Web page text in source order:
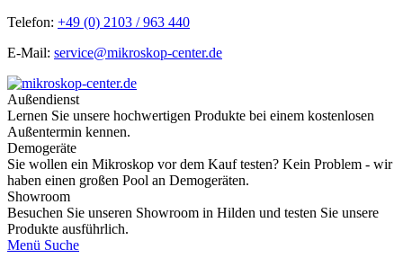
Telefon: +49 (0) 2103 / 963 440
E-Mail: service@mikroskop-center.de
Außendienst
Lernen Sie unsere hochwertigen Produkte bei einem kostenlosen
Außentermin kennen.
Demogeräte
Sie wollen ein Mikroskop vor dem Kauf testen? Kein Problem - wir
haben einen großen Pool an Demogeräten.
Showroom
Besuchen Sie unseren Showroom in Hilden und testen Sie unsere
Produkte ausführlich.
Menü Suche